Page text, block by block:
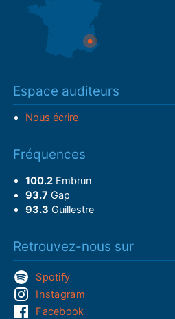
Espace auditeurs
Nous écrire
Fréquences
100.2Embrun
93.7 Gap
93.3 Guillestre
Retrouvez-nous sur
Spotify
Instagram
Facebook